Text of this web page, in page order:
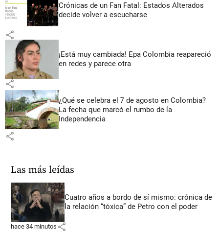
Crónicas de un Fan Fatal: Estados Alterados
decide volver a escucharse
share
¡Está muy cambiada! Epa Colombia reapareció
en redes y parece otra
share
¿Qué se celebra el 7 de agosto en Colombia?
La fecha que marcó el rumbo de la
Independencia
share
Las más leídas
Cuatro años a bordo de sí mismo: crónica de
la relación “tóxica” de Petro con el poder
hace 34 minutos share